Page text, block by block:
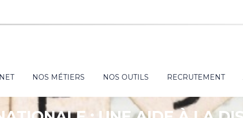
NOS MÉTIERS NOS OUTILS RECRUTEMENT